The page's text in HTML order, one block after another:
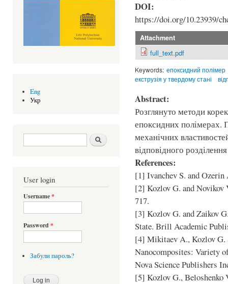
Eng
Укр
Search form Шукати
User login
Username*
Password *
Забули пароль?
DOI:
https://doi.org/10.23939/
Attachment
full_text.pdf
Keywords: епоксидний полімер
екструзія у твердому стані
Abstract:
Розглянуто методи
епоксидних полімерах.
механічних
відповідного
References:
[1] Ivanchev S. and
[2] Kozlov G. and Novikov
717.
[3] Kozlov G. and Zaikov
State. Brill Academic
[4] Mikitaev A., Kozlov G.
Nanocomposites: Variety
Nova Science Publishers
[5] Kozlov G., Beloshenko